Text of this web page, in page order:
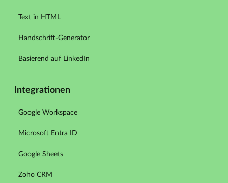
Text in HTML
Handschrift-Generator
Basierend auf LinkedIn
Integrationen
Google Workspace
Microsoft Entra ID
Google Sheets
Zoho CRM